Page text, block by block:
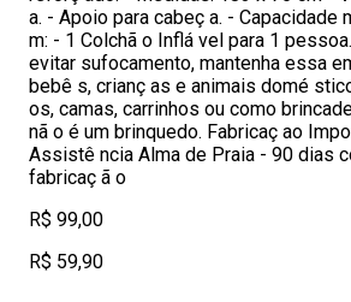
a. - Apoio para cabeç a. - Capacidade
m: - 1 Colchã o Inflá vel para 1
evitar sufocamento, mantenha essa
bebê s, crianç as e animais domé
os, camas, carrinhos ou como
nã o é um brinquedo. Fabricaç ao
Assistê ncia Alma de Praia - 90 dias
fabricaç ã o
R$ 99,00
R$ 59,90